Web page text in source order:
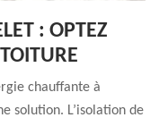
: OPTEZ
chauffante à
solution. L’isolation de